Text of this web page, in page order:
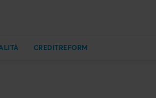
CREDITREFORM